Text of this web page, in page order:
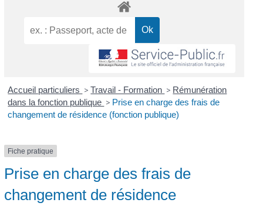
Accueil particuliers > Travail - Formation > Rémunération
dans la fonction publique > Prise en charge des frais de
changement de résidence (fonction publique)
Fiche pratique
Prise en charge des frais de
changement de résidence